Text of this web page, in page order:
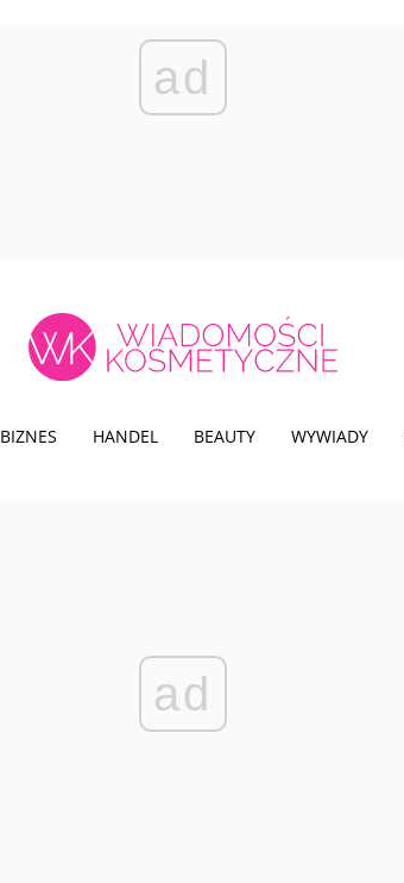
ad
BIZNES HANDEL BEAUTY WYWIADY
ad